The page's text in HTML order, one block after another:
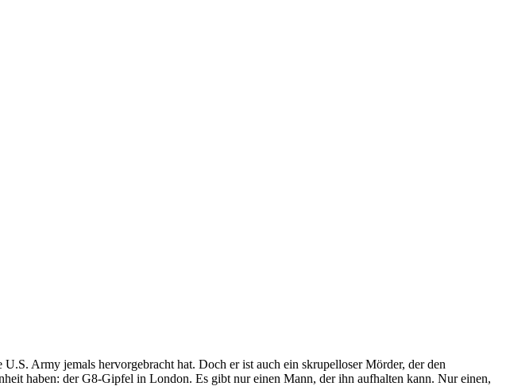
Army jemals hervorgebracht hat. Doch er ist auch ein skrupelloser Mörder, der den
haben: der G8-Gipfel in London. Es gibt nur einen Mann, der ihn aufhalten kann. Nur einen,